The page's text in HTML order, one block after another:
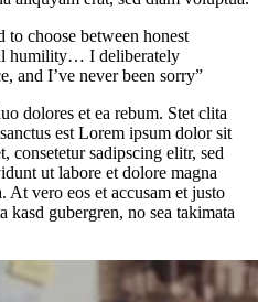
choose between honest
humility… I deliberately
and I’ve never been sorry”
dolores et ea rebum. Stet clita
est Lorem ipsum dolor sit
consetetur sadipscing elitr, sed
ut labore et dolore magna
At vero eos et accusam et justo
kasd gubergren, no sea takimata